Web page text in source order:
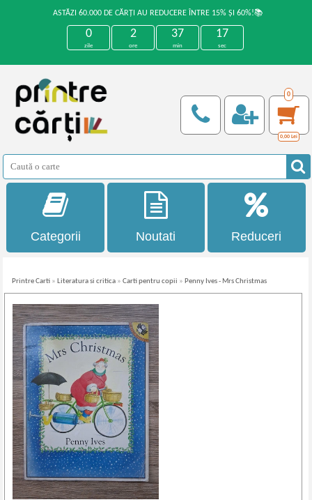
ASTĂZI 60.000 DE CĂRȚI AU REDUCERE ÎNTRE 15% ȘI 60%!📚
0
zile
2
ore
37
min
16
sec
0
0,00 Lei
Categorii Noutati Reduceri
Printre Carti » Literatura si critica »Carti pentru copii » Penny Ives - Mrs Christmas